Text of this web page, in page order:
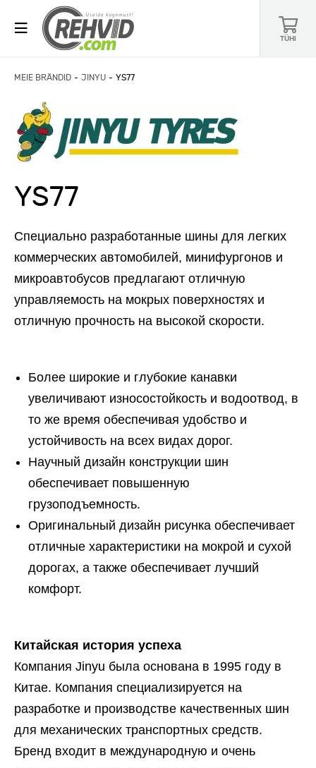
TÜHI
MEIE BRÄNDID JINYU YS77
YS77
Специально разработанные шины для легких
коммерческих автомобилей, минифургонов и
микроавтобусов предлагают отличную
управляемость на мокрых поверхностях и
отличную прочность на высокой скорости.
Более широкие и глубокие канавки
увеличивают износостойкость и водоотвод, в
то же время обеспечивая удобство и
устойчивость на всех видах дорог.
Научный дизайн конструкции шин
обеспечивает повышенную
грузоподъемность.
Оригинальный дизайн рисунка обеспечивает
отличные характеристики на мокрой и сухой
дорогах, а также обеспечивает лучший
комфорт.
Китайская история успеха
Компания Jinyu была основана в 1995 году в
Китае. Компания специализируется на
разработке и производстве качественных шин
для механических транспортных средств.
Бренд входит в международную и очень